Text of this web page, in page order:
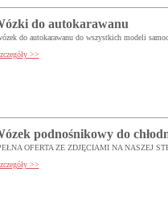
do autokarawanu
do autokarawanu do wszystkich modeli
>>
podnośnikowy do
OFERTA ZE ZDJĘCIAMI NA NASZEJ
>>